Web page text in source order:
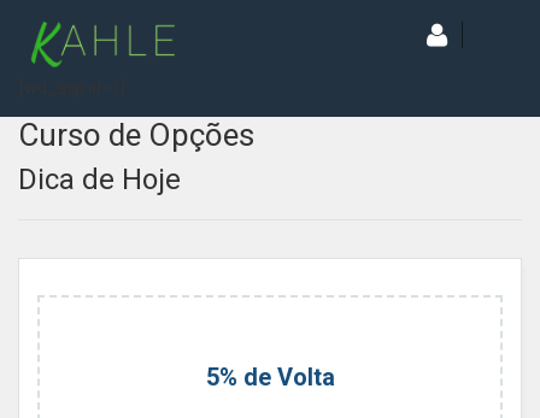
Curso de Opções
Dica de Hoje
5% de Volta